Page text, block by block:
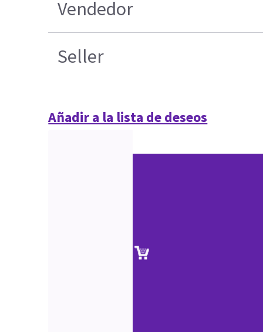
Vendedor
Seller
Añadir a la lista de deseos